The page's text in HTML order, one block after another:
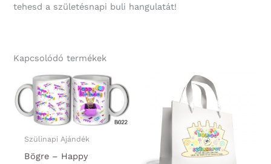
tehesd a születésnapi buli hangulatát!
Kapcsolódó termékek
Szülinapi Ajándék
Bögre – Happy